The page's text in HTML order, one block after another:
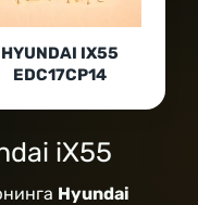
HYUNDAI IX55
EDC17CP14
iX55
Hyundai